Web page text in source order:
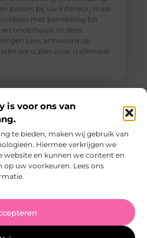
is voor ons van
te bieden, maken wij gebruik van
Hiermee verkrijgen we
website en kunnen we content en
uw voorkeuren. Lees ons
passen bij uw interieur, maar
voldoen met betrekking tot
onderhoud. In deze
Live, antwoord op
we u zien waar u allemaal